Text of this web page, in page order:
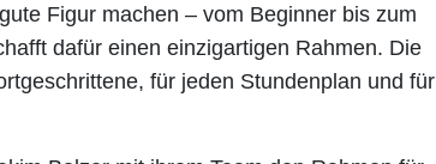
Figur machen – vom Beginner bis zum
dafür einen einzigartigen Rahmen. Die
für jeden Stundenplan und für